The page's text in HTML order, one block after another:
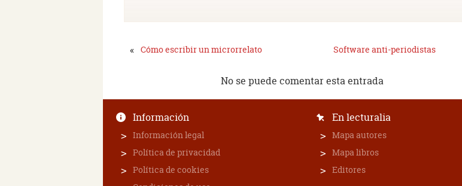
« Cómo escribir un microrrelato Software anti-periodistas
No se puede comentar esta entrada
Información
Información legal
Política de privacidad
Política de cookies
En lecturalia
Mapa autores
Mapa libros
Editores